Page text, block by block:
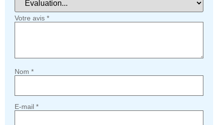
Votre avis *
Nom *
E-mail *